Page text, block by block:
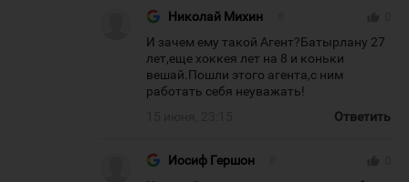
Николай Михин
И зачем ему такой Агент?Батырлану 27
лет,еще хоккея лет на 8 и коньки
вешай.Пошли этого агента,с ним
работать себя неуважать!
Ответить
Иосиф Гершон